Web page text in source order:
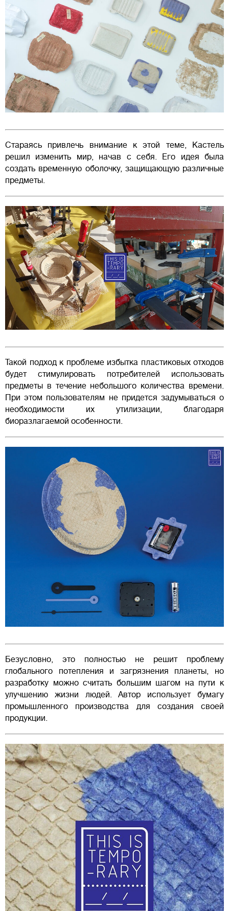
Стараясь привлечь внимание к этой теме, Кастель
решил изменить мир, начав с себя. Его идея была
создать временную оболочку, защищающую различные
предметы.
Такой подход к проблеме избытка пластиковых отходов
будет стимулировать потребителей использовать
предметы в течение небольшого количества времени.
При этом пользователям не придется задумываться о
необходимости их утилизации, благодаря
биоразлагаемой особенности.
Безусловно, это полностью не решит проблему
глобального потепления и загрязнения планеты, но
разработку можно считать большим шагом на пути к
улучшению жизни людей. Автор использует бумагу
промышленного производства для создания своей
продукции.